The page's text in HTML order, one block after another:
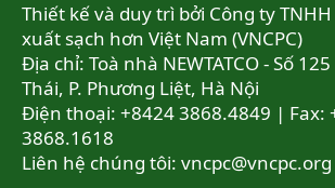
Thiết kế và duy trì bởi Công ty
xuất sạch hơn Việt Nam (VNCPC)
Địa chỉ: Toà nhà NEWTATCO - Số
Thái, P. Phương Liệt, Hà Nội
Điện thoại: +8424 3868.4849 | Fax:
3868.1618
Liên hệ chúng tôi: vncpc@vncpc.org